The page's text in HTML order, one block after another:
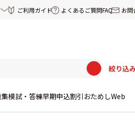
ご利用ガイド よくあるご質問FAQ お問
絞り込
模試・答練早期申込割引 おためしWeb